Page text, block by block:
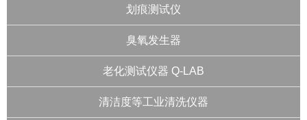
划痕测试仪
臭氧发生器
老化测试仪器 Q-LAB
清洁度等工业清洗仪器